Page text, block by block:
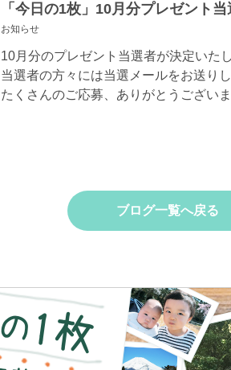
「今日の1枚」10月分プレゼント
お知らせ
10月分のプレゼント当選者が決定いた
当選者の方々には当選メールをお送り
たくさんのご応募、ありがとうございま
ブログ一覧へ戻る